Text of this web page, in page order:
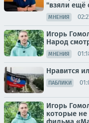
"взяли ещё
МНЕНИЯ
Игорь
Народ
МНЕНИЯ
Нравится
ПАБЛИКИ
Игорь
которые не